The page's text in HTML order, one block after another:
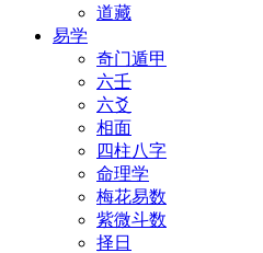
道藏
易学
奇门遁甲
六壬
六爻
相面
四柱八字
命理学
梅花易数
紫微斗数
择日